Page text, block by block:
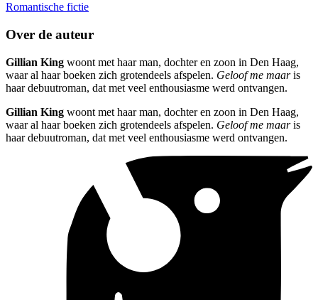
Romantische fictie
Over de auteur
Gillian King woont met haar man, dochter en zoon in Den Haag,
waar al haar boeken zich grotendeels afspelen. Geloof me maaris
haar debuutroman, dat met veel enthousiasme werd ontvangen.
Gillian King woont met haar man, dochter en zoon in Den Haag,
waar al haar boeken zich grotendeels afspelen. Geloof me maaris
haar debuutroman, dat met veel enthousiasme werd ontvangen.